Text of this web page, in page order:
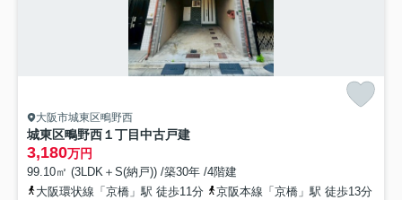
大阪市城東区鴫野西
城東区鴫野西１丁目中古戸建
3,180万円
99.10㎡ (3LDK＋S(納戸)) /築30年 /4階建
大阪環状線「京橋」駅 徒歩11分
京阪本線「京橋」駅 徒歩13分